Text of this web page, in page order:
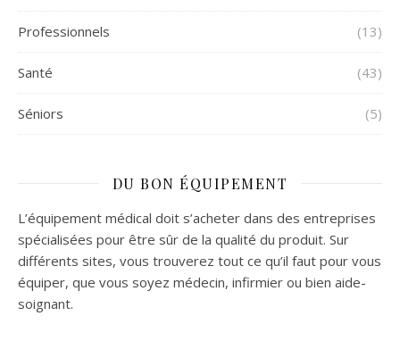
Professionnels (13)
Santé (43)
Séniors (5)
DU BON ÉQUIPEMENT
L’équipement médical doit s’acheter dans des entreprises
spécialisées pour être sûr de la qualité du produit. Sur
différents sites, vous trouverez tout ce qu’il faut pour vous
équiper, que vous soyez médecin, infirmier ou bien aide-
soignant.